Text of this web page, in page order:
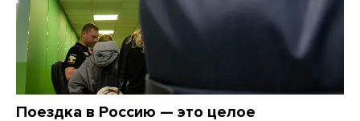
Поездка в Россию — это целое